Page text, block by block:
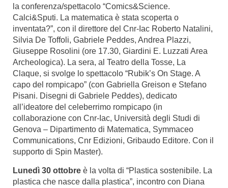
la conferenza/spettacolo “Comics&Science.
Calci&Sputi. La matematica è stata scoperta o
inventata?”, con il direttore del Cnr-Iac Roberto Natalini,
Silvia De Toffoli, Gabriele Peddes, Andrea Plazzi,
Giuseppe Rosolini (ore 17.30, Giardini E. Luzzati Area
Archeologica). La sera, al Teatro della Tosse, La
Claque, si svolge lo spettacolo “Rubik’s On Stage. A
capo del rompicapo” (con Gabriella Greison e Stefano
Pisani. Disegni di Gabriele Peddes), dedicato
all’ideatore del celeberrimo rompicapo (in
collaborazione con Cnr-Iac, Università degli Studi di
Genova – Dipartimento di Matematica, Symmaceo
Communications, Cnr Edizioni, Gribaudo Editore. Con il
supporto di Spin Master).
Lunedì 30 ottobre è la volta di “Plastica sostenibile. La
plastica che nasce dalla plastica”, incontro con Diana